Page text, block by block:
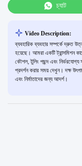
চ্যাট
Video Description:
ব্যবহারিক ব্যবহার সম্পর্কে দ্রুত
হয়েছে। আমরা একটি ট্রান্সমিশন
কৌশল, টুলিং পছন্দ এবং নির্ভরযোগ্য
প্রদর্শন করার সময় দেখুন। দক্ষ
এবং নির্মাতাদের জন্য আদর্শ।